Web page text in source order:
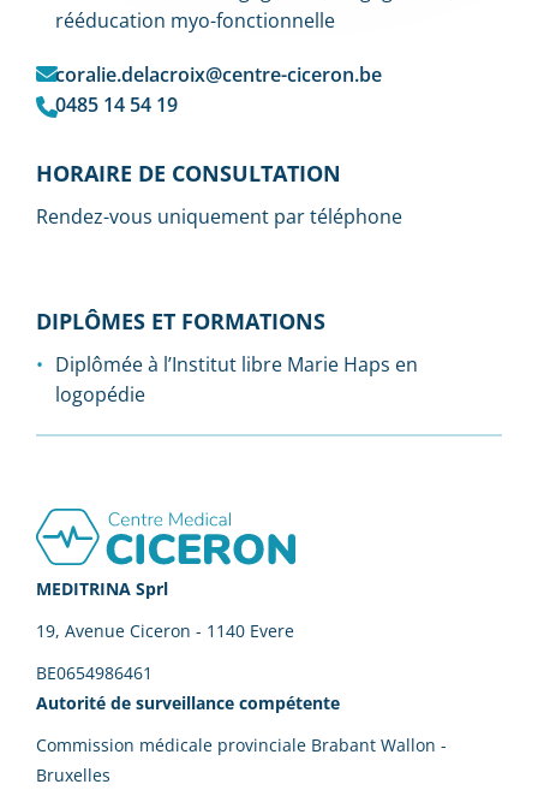
rééducation myo-fonctionnelle
coralie.delacroix@centre-ciceron.be
0485 14 54 19
HORAIRE DE CONSULTATION
Rendez-vous uniquement par téléphone
DIPLÔMES ET FORMATIONS
Diplômée à l’Institut libre Marie Haps en
logopédie
Footer
MEDITRINA Sprl
19, Avenue Ciceron - 1140 Evere
BE0654986461
Autorité de surveillance compétente
Commission médicale provinciale Brabant Wallon -
Bruxelles